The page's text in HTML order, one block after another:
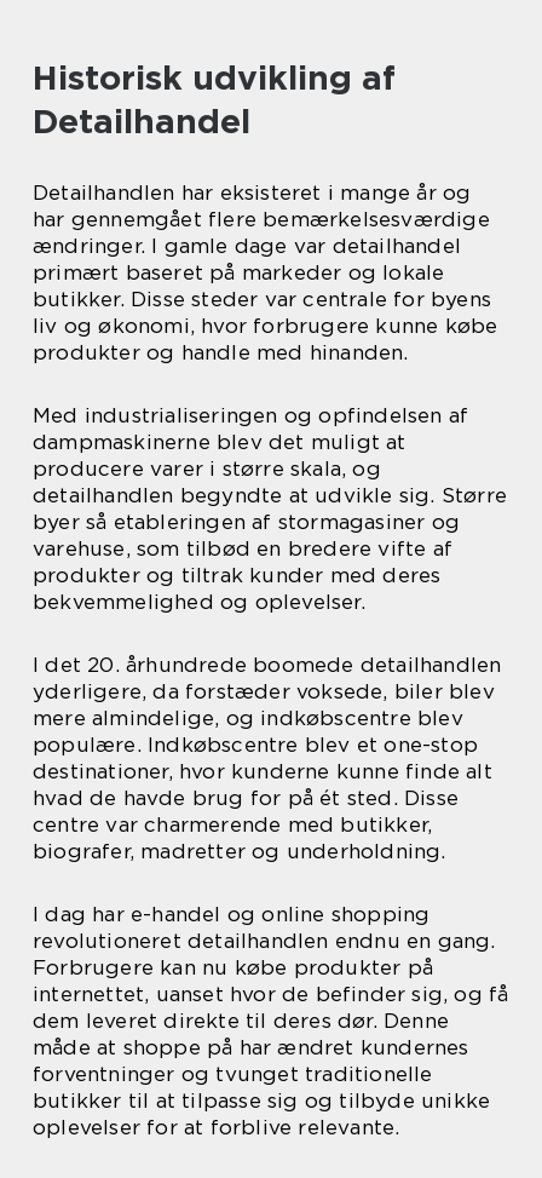
Historisk udvikling af
Detailhandel
Detailhandlen har eksisteret i mange år og
har gennemgået flere bemærkelsesværdige
ændringer. I gamle dage var detailhandel
primært baseret på markeder og lokale
butikker. Disse steder var centrale for byens
liv og økonomi, hvor forbrugere kunne købe
produkter og handle med hinanden.
Med industrialiseringen og opfindelsen af
dampmaskinerne blev det muligt at
producere varer i større skala, og
detailhandlen begyndte at udvikle sig. Større
byer så etableringen af stormagasiner og
varehuse, som tilbød en bredere vifte af
produkter og tiltrak kunder med deres
bekvemmelighed og oplevelser.
I det 20. århundrede boomede detailhandlen
yderligere, da forstæder voksede, biler blev
mere almindelige, og indkøbscentre blev
populære. Indkøbscentre blev et one-stop
destinationer, hvor kunderne kunne finde alt
hvad de havde brug for på ét sted. Disse
centre var charmerende med butikker,
biografer, madretter og underholdning.
I dag har e-handel og online shopping
revolutioneret detailhandlen endnu en gang.
Forbrugere kan nu købe produkter på
internettet, uanset hvor de befinder sig, og få
dem leveret direkte til deres dør. Denne
måde at shoppe på har ændret kundernes
forventninger og tvunget traditionelle
butikker til at tilpasse sig og tilbyde unikke
oplevelser for at forblive relevante.